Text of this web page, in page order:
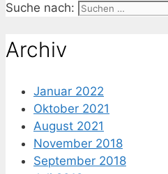
Suche nach:
Archiv
Januar 2022
Oktober 2021
August 2021
November 2018
September 2018